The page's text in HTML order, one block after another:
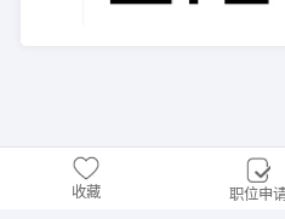
收藏 职位申